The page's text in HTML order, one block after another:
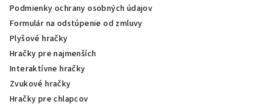
Podmienky ochrany osobných údajov
Formulár na odstúpenie od zmluvy
Plyšové hračky
Hračky pre najmenších
Interaktívne hračky
Zvukové hračky
Hračky pre chlapcov